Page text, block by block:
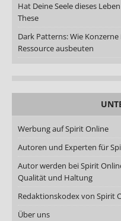
Hat Deine Seele dieses
These
Dark Patterns: Wie
Ressource ausbeuten
Werbung auf Spirit Online
Autoren und Experten für
Autor werden bei Spirit
Qualität und Haltung
Redaktionskodex von Spirit
Über uns